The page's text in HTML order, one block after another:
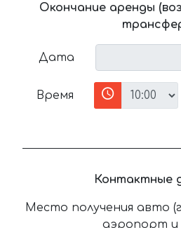
Окончание аренды
Дата
Время
Контактные
Место получения авто
аэропорт и